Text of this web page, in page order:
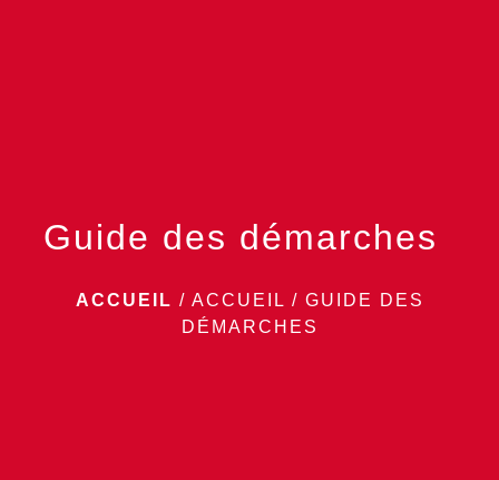
Guide des démarches
ACCUEIL / ACCUEIL / GUIDE DES
DÉMARCHES